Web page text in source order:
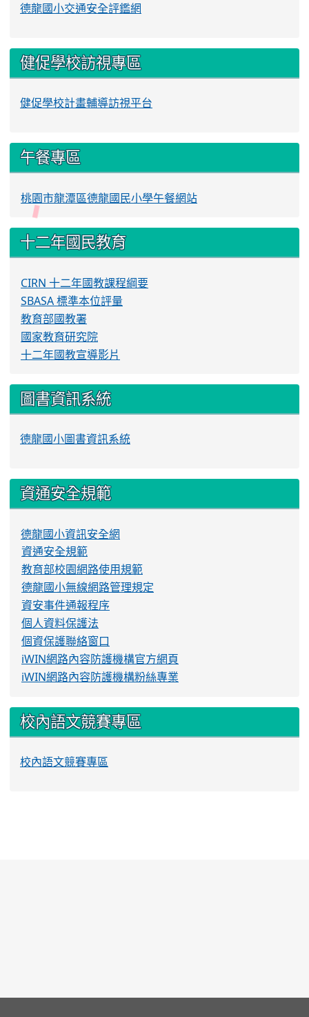
德龍國小交通安全評鑑網
健促學校訪視專區
健促學校計畫輔導訪視平台
午餐專區
桃園市龍潭區德龍國民小學午餐網站
十二年國民教育
CIRN 十二年國教課程綱要
SBASA 標準本位評量
教育部國教署
國家教育研究院
十二年國教宣導影片
圖書資訊系統
德龍國小圖書資訊系統
資通安全規範
德龍國小資訊安全網
資通安全規範
教育部校園網路使用規範
德龍國小無線網路管理規定
資安事件通報程序
個人資料保護法
個資保護聯絡窗口
iWIN網路內容防護機構官方網頁
iWIN網路內容防護機構粉絲專業
校內語文競賽專區
校內語文競賽專區